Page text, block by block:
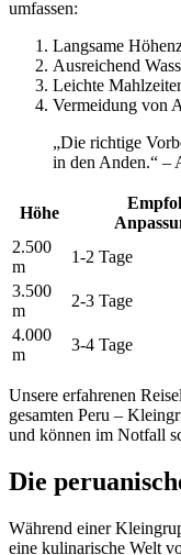
umfassen:
Langsame
Ausreichend
Leichte
Vermeidung von
„Die richtige
in den Anden.“ –
Höhe
2.500
m
1-2 Tage
3.500
m
2-3 Tage
4.000
m
3-4 Tage
Unsere erfahrenen
gesamten Peru –
und können im Notfall
Die
Während einer
eine kulinarische Welt